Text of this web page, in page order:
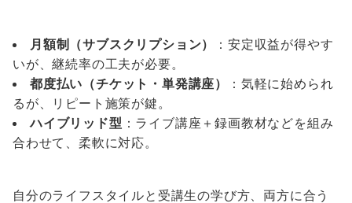
月額制（サブスクリプション）
：安定収益が得やす
いが、継続率の工夫が必要。
都度払い（チケット・単発講座）
：気軽に始められ
るが、リピート施策が鍵。
ハイブリッド型 ：ライブ講座＋録画教材などを組み
合わせて、柔軟に対応。
自分のライフスタイルと受講生の学び方、両方に合う